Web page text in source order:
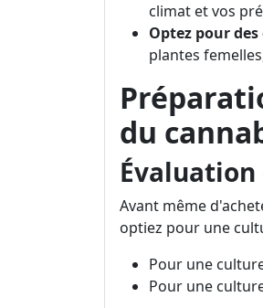
climat et vos
Optez pour
plantes
du
Évaluation
Avant même
optiez pour une
Pour une
Pour une